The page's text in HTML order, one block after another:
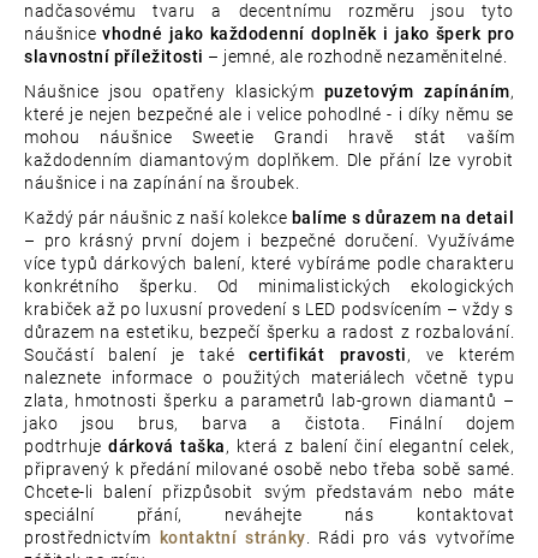
nadčasovému tvaru a decentnímu rozměru jsou tyto
náušnicevhodné jako každodenní doplněk i jako šperk pro
slavnostní příležitosti – jemné, ale rozhodně nezaměnitelné.
Náušnice jsou opatřeny klasickým puzetovým zapínáním,
které je nejen bezpečné ale i velice pohodlné - i díky němu se
mohou náušnice Sweetie Grandi hravě stát vaším
každodenním diamantovým doplňkem. Dle přání lze vyrobit
náušnice i na zapínání na šroubek.
Každý pár náušnic z naší kolekce balíme s důrazem na detail
– pro krásný první dojem i bezpečné doručení. Využíváme
více typů dárkových balení, které vybíráme podle charakteru
konkrétního šperku. Od minimalistických ekologických
krabiček až po luxusní provedení s LED podsvícením – vždy s
důrazem na estetiku, bezpečí šperku a radost z rozbalování.
Součástí balení je takécertifikát pravosti, ve kterém
naleznete informace o použitých materiálech včetně typu
zlata, hmotnosti šperku a parametrů lab-grown diamantů –
jako jsou brus, barva a čistota. Finální dojem
podtrhujedárková taška, která z balení činí elegantní celek,
připravený k předání milované osobě nebo třeba sobě samé.
Chcete-li balení přizpůsobit svým představám nebo máte
speciální přání, neváhejte nás kontaktovat
prostřednictvím
kontaktní stránky. Rádi pro vás vytvoříme